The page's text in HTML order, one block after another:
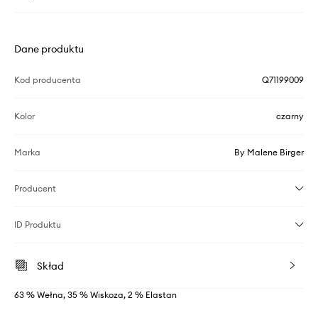
Dane produktu
Kod producenta Q71199009
Kolor czarny
Marka By Malene Birger
Producent
ID Produktu
Skład
63 % Wełna, 35 % Wiskoza, 2 % Elastan